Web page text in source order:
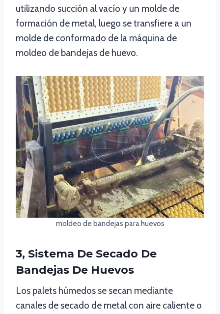
utilizando succión al vacío y un molde de
formación de metal, luego se transfiere a un
molde de conformado de la máquina de
moldeo de bandejas de huevo.
moldeo de bandejas para huevos
3, Sistema De Secado De
Bandejas De Huevos
Los palets húmedos se secan mediante
canales de secado de metal con aire caliente o